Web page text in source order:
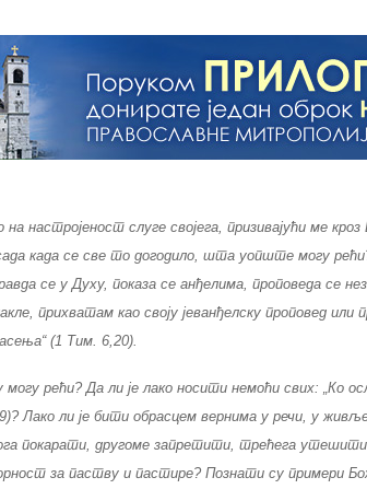
на настројеност слуге својега, призивајући ме
када се све то догодило, шта уопште могу
се у Духу, показа се анђелима, проповеда се
прихватам као своју јеванђелску проповед или
(1 Тим. 6,20).
рећи? Да ли је лако носити немоћи свих: „Ко
Лако ли је бити обрасцем вернима у речи, у
покарати, другоме запретити, трећега
за паству и пастире? Познати су примери